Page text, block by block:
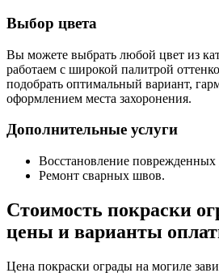
Выбор цвета
Вы можете выбрать любой цвет из
работаем с широкой палитрой
подобрать оптимальный вариант,
оформлением места захоронения.
Дополнительные услуги
Восстановление поврежденных
Ремонт сварных швов.
Стоимость покраски
цены и варианты
Цена покраски ограды на могиле